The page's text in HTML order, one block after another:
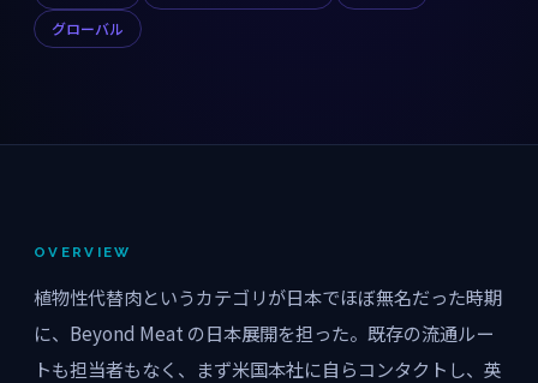
グローバル
OVERVIEW
植物性代替肉というカテゴリが日本でほぼ無名だった時期
に、Beyond Meat の日本展開を担った。既存の流通ルー
トも担当者もなく、まず米国本社に自らコンタクトし、英